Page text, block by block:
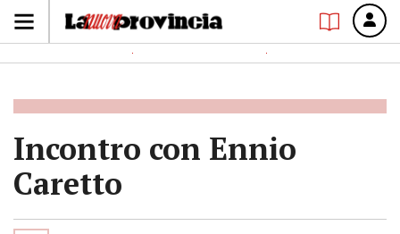
Incontro con Ennio
Caretto